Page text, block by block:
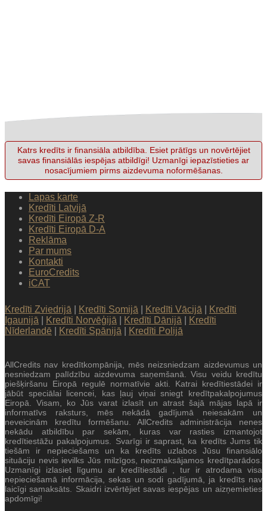
Katrs kredīts ir finansiāla atbildība. Esiet prātīgs un novērtējiet
savas finansiālās iespējas atbildīgi! Uzmanīgi iepazīstieties ar
nosacījumiem pirms aizdevuma noformēšanas.
Lapas karte
Kredīti Latvijā
Kredīti Eiropā Z-R
Kredīti Eiropā D-A
Reklāma
Par mums
Kontakti
EuroCredits
iCAT
Kredīti Zviedrijā Kredīti Somijā Kredīti Vācijā
Kredīti
Igaunijā
Kredīti Norvēģijā Kredīti Dānijā
Kredīti
Nīderlandē
Kredīti Spānijā Kredīti Polijā
AllCredits nav kredītkompānija, mēs neizsniedzam aizdevumus un
nesniedzam palīdzību aizdevuma saņemšanā. Visu veidu kredītu
piešķiršanu Eiropā regulē normatīvie akti. Katrai kredītiestādei ir
jābūt speciālai licencei, kas ļauj viņai sniegt kredītpakalpojumus
Eiropā. Visam, ko Jūs varat izlasīt un atrast šajā mājas lapā ir
informatīvs raksturs, mēs nekādā gadījumā neiesakām un
neveicinām kredītu formēšanu. AllCredits administrācija nenes
nekādu atbildību par sekām, kuras var rasties izmantojot
kredītiestāžu pakalpojumus. Svarīgi ir saprast, ka kredīts Jums tik
tiešām ir nepieciešams un ka kredīts uzlabos Jūsu finansiālo
situāciju nevis ievilks Jūs milzīgos, neizmaksājamos kredītparādos.
Uzmanīgi izlasiet līgumu ar kredītiestādi , tur ir atrodama visa
nepieciešamā informācija, sekas un sodi gadījumā, ja kredīts nav
laicīgi samaksāts. Skaidri izvērtējiet savas iespējas un aizņemieties
apdomīgi!